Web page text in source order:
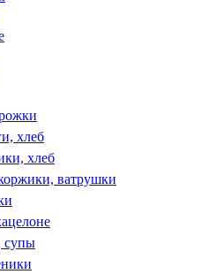
хлеб
хлеб
ватрушки
супы